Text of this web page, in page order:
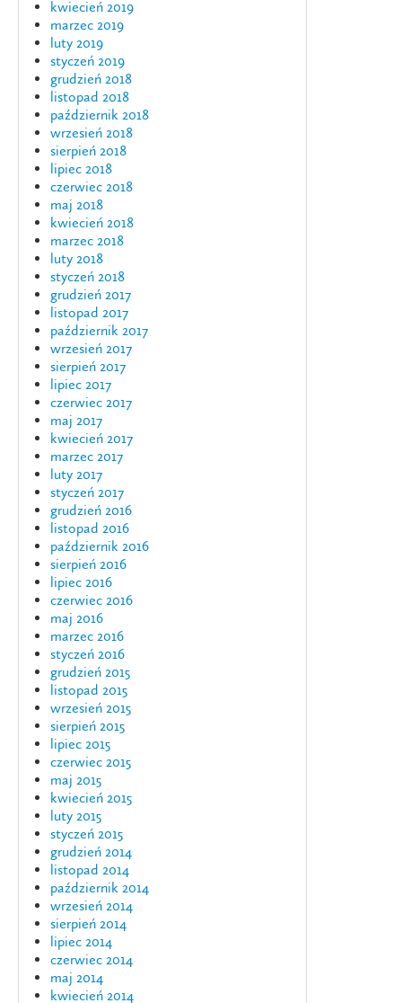
kwiecień 2019
marzec 2019
luty 2019
styczeń 2019
grudzień 2018
listopad 2018
październik 2018
wrzesień 2018
sierpień 2018
lipiec 2018
czerwiec 2018
maj 2018
kwiecień 2018
marzec 2018
luty 2018
styczeń 2018
grudzień 2017
listopad 2017
październik 2017
wrzesień 2017
sierpień 2017
lipiec 2017
czerwiec 2017
maj 2017
kwiecień 2017
marzec 2017
luty 2017
styczeń 2017
grudzień 2016
listopad 2016
październik 2016
sierpień 2016
lipiec 2016
czerwiec 2016
maj 2016
marzec 2016
styczeń 2016
grudzień 2015
listopad 2015
wrzesień 2015
sierpień 2015
lipiec 2015
czerwiec 2015
maj 2015
kwiecień 2015
luty 2015
styczeń 2015
grudzień 2014
listopad 2014
październik 2014
wrzesień 2014
sierpień 2014
lipiec 2014
czerwiec 2014
maj 2014
kwiecień 2014